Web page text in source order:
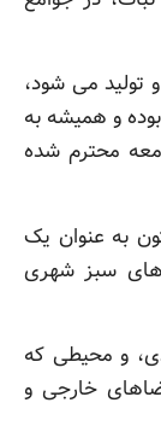
تولید می شود،
و همیشه به
محترم شده
به عنوان یک
سبز شهری
و محیطی که
خارجی و